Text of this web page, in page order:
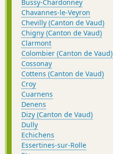
Bussy-Chardonney
Chavannes-le-Veyron
Chevilly (Canton de Vaud)
Chigny (Canton de Vaud)
Clarmont
Colombier (Canton de Vaud)
Cossonay
Cottens (Canton de Vaud)
Croy
Cuarnens
Denens
Dizy (Canton de Vaud)
Dully
Echichens
Essertines-sur-Rolle